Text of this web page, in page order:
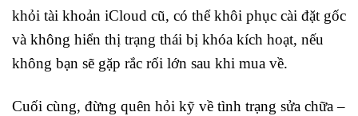
khỏi tài khoản iCloud cũ, có thể khôi phục cài đặt gốc
và không hiển thị trạng thái bị khóa kích hoạt, nếu
không bạn sẽ gặp rắc rối lớn sau khi mua về.
Cuối cùng, đừng quên hỏi kỹ về tình trạng sửa chữa –